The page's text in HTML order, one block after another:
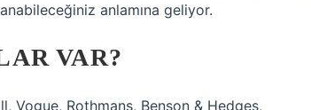
anlamına geliyor.
VAR?
Vogue, Rothmans, Benson & Hedges,